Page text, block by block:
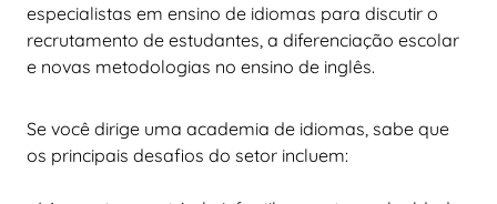
especialistas em ensino de idiomas para discutir o
recrutamento de estudantes, a diferenciação escolar
e novas metodologias no ensino de inglês.
Se você dirige uma academia de idiomas, sabe que
os principais desafios do setor incluem: